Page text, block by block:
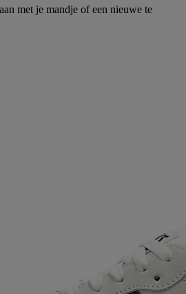
met je mandje of een nieuwe te